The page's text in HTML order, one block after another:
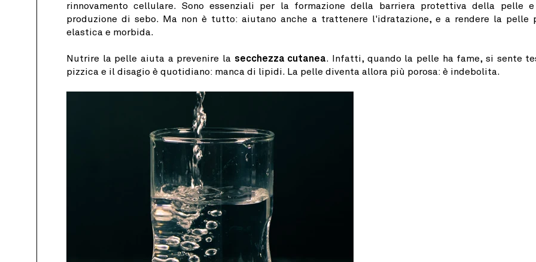
rinnovamento cellulare. Sono essenziali per la formazione della barriera protettiva della pelle
produzione di sebo. Ma non è tutto: aiutano anche a trattenere l'idratazione, e a rendere la pelle
elastica e morbida.
Nutrire la pelle aiuta a prevenire la secchezza cutanea. Infatti, quando la pelle ha fame, si sente
pizzica e il disagio è quotidiano: manca di lipidi. La pelle diventa allora più porosa: è indebolita.